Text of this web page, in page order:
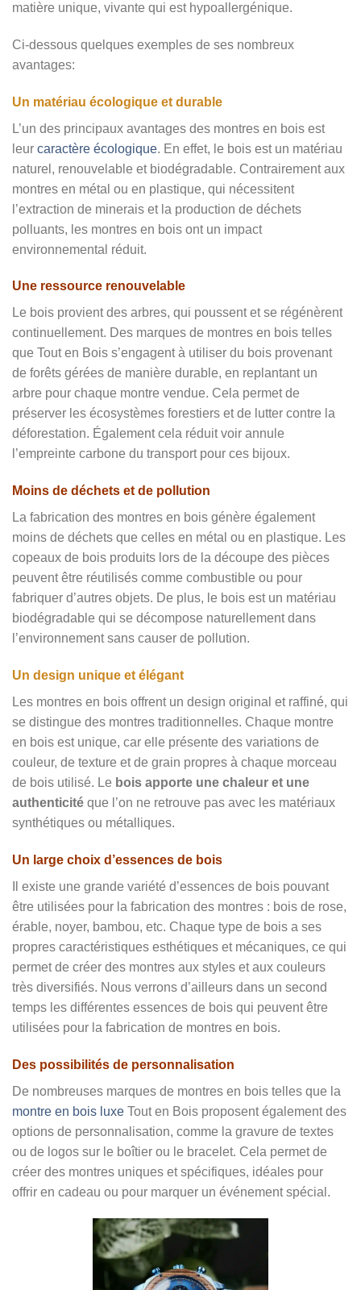
matière unique, vivante qui est hypoallergénique.
Ci-dessous quelques exemples de ses nombreux
avantages:
Un matériau écologique et durable
L’un des principaux avantages des montres en bois est
leur caractère écologique. En effet, le bois est un matériau
naturel, renouvelable et biodégradable. Contrairement aux
montres en métal ou en plastique, qui nécessitent
l’extraction de minerais et la production de déchets
polluants, les montres en bois ont un impact
environnemental réduit.
Une ressource renouvelable
Le bois provient des arbres, qui poussent et se régénèrent
continuellement. Des marques de montres en bois telles
que Tout en Bois s’engagent à utiliser du bois provenant
de forêts gérées de manière durable, en replantant un
arbre pour chaque montre vendue. Cela permet de
préserver les écosystèmes forestiers et de lutter contre la
déforestation. Également cela réduit voir annule
l’empreinte carbone du transport pour ces bijoux.
Moins de déchets et de pollution
La fabrication des montres en bois génère également
moins de déchets que celles en métal ou en plastique. Les
copeaux de bois produits lors de la découpe des pièces
peuvent être réutilisés comme combustible ou pour
fabriquer d’autres objets. De plus, le bois est un matériau
biodégradable qui se décompose naturellement dans
l’environnement sans causer de pollution.
Un design unique et élégant
Les montres en bois offrent un design original et raffiné, qui
se distingue des montres traditionnelles. Chaque montre
en bois est unique, car elle présente des variations de
couleur, de texture et de grain propres à chaque morceau
de bois utilisé. Le bois apporte une chaleur et une
authenticité que l’on ne retrouve pas avec les matériaux
synthétiques ou métalliques.
Un large choix d’essences de bois
Il existe une grande variété d’essences de bois pouvant
être utilisées pour la fabrication des montres : bois de rose,
érable, noyer, bambou, etc. Chaque type de bois a ses
propres caractéristiques esthétiques et mécaniques, ce qui
permet de créer des montres aux styles et aux couleurs
très diversifiés. Nous verrons d’ailleurs dans un second
temps les différentes essences de bois qui peuvent être
utilisées pour la fabrication de montres en bois.
Des possibilités de personnalisation
De nombreuses marques de montres en bois telles que la
montre en bois luxe Tout en Bois proposent également des
options de personnalisation, comme la gravure de textes
ou de logos sur le boîtier ou le bracelet. Cela permet de
créer des montres uniques et spécifiques, idéales pour
offrir en cadeau ou pour marquer un événement spécial.